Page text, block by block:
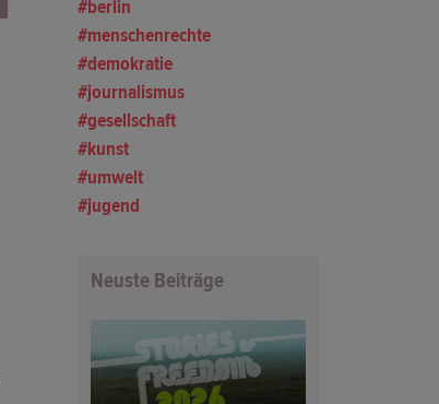
berlin
menschenrechte
demokratie
journalismus
gesellschaft
kunst
umwelt
jugend
Neuste Beiträge